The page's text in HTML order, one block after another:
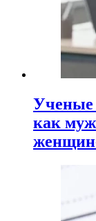
Ученые
как